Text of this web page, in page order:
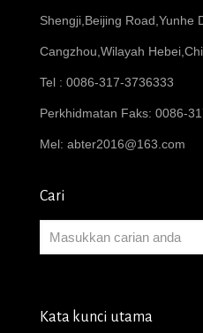
Shengji,Beijing Road,Yunhe
Cangzhou,Wilayah
Tel : 0086-317-3736333
Perkhidmatan Faks: 0086-
Mel: abter2016@163.com
Cari
Kata kunci utama